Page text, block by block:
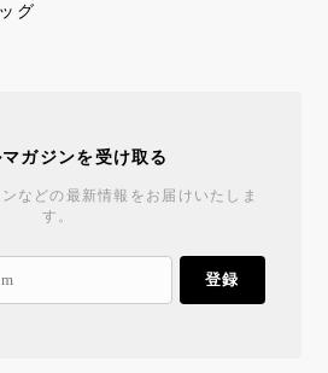
グ
マガジンを受け取る
などの最新情報をお届けいたしま
す。
登録